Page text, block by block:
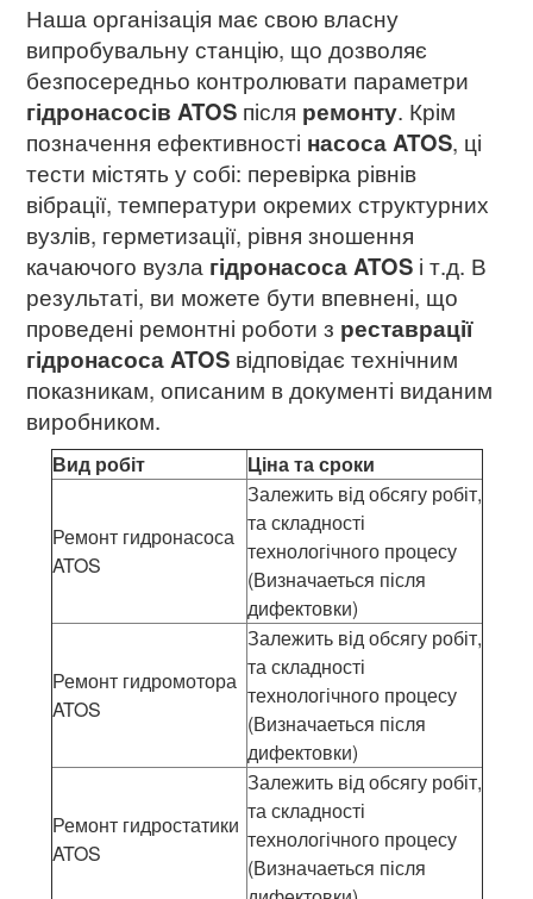
Наша організація має свою власну
випробувальну станцію, що дозволяє
безпосередньо контролювати параметри
гідронасосів ATOS після ремонту. Крім
позначення ефективності насоса ATOS, ці
тести містять у собі: перевірка рівнів
вібрації, температури окремих структурних
вузлів, герметизації, рівня зношення
качаючого вузла гідронасоса ATOS і т.д. В
результаті, ви можете бути впевнені, що
проведені ремонтні роботи з реставрації
гідронасоса ATOS відповідає технічним
показникам, описаним в документі виданим
виробником.
Вид робіт Ціна та сроки
Ремонт гидронасоса
ATOS
Залежить від обсягу робіт,
та складності
технологічного процесу
(Визначаеться після
дифектовки)
Ремонт гидромотора
ATOS
Залежить від обсягу робіт,
та складності
технологічного процесу
(Визначаеться після
дифектовки)
Ремонт гидростатики
ATOS
Залежить від обсягу робіт,
та складності
технологічного процесу
(Визначаеться після